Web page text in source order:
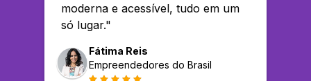
moderna e acessível, tudo em um
só lugar."
Fátima Reis
Empreendedores do Brasil